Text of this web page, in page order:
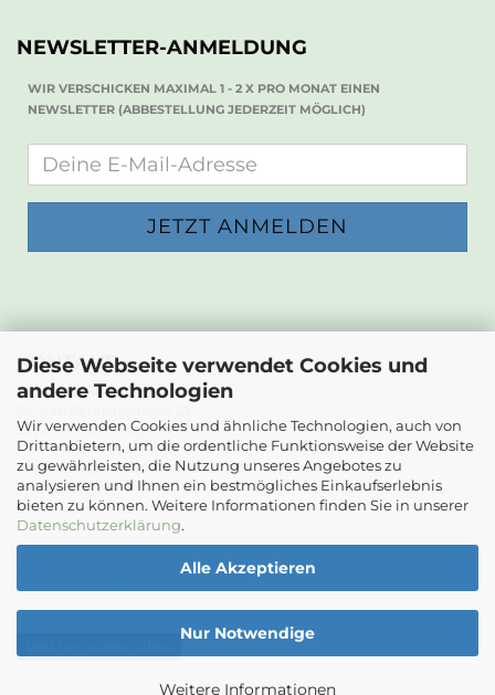
Diese Webseite verwendet Cookies und
andere Technologien
Wir verwenden Cookies und ähnliche Technologien, auch von
Drittanbietern, um die ordentliche Funktionsweise der Website
zu gewährleisten, die Nutzung unseres Angebotes zu
analysieren und Ihnen ein bestmögliches Einkaufserlebnis
bieten zu können. Weitere Informationen finden Sie in unserer
Datenschutzerklärung.
Alle Akzeptieren
Nur Notwendige
Weitere Informationen
NEWSLETTER-ANMELDUNG
WIR VERSCHICKEN MAXIMAL 1 - 2 X PRO MONAT EINEN
NEWSLETTER (ABBESTELLUNG JEDERZEIT MÖGLICH)
KONTAKT
Die Papierwerkstatt
2232 Deutsch-Wagram
Email: info@diepapierwerkstatt.at
Tel. +43 664 5261978
Kontaktformular